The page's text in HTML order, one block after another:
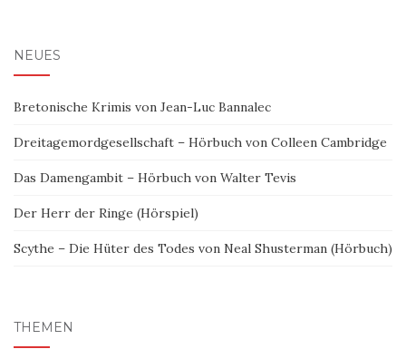
NEUES
Bretonische Krimis von Jean-Luc Bannalec
Dreitagemordgesellschaft – Hörbuch von Colleen Cambridge
Das Damengambit – Hörbuch von Walter Tevis
Der Herr der Ringe (Hörspiel)
Scythe – Die Hüter des Todes von Neal Shusterman (Hörbuch)
THEMEN